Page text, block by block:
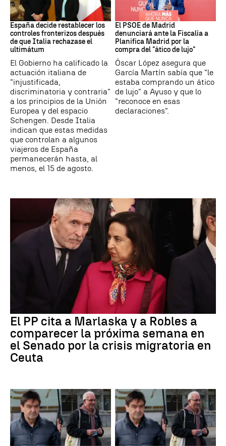
CRISIS MIGRATORIA
España decide restablecer los
controles fronterizos después
de que Italia rechazase el
ultimátum
El Gobierno ha calificado la
actuación italiana de
"injustificada,
discriminatoria y contraria"
a los principios de la Unión
Europea y del espacio
Schengen. Desde Italia
indican que estas medidas
que controlan a algunos
viajeros de España
permanecerán hasta, al
menos, el 15 de agosto.
PSOE MADRID
El PSOE de Madrid
denunciará ante la Fiscalía a
Planifica Madrid por la
compra del "ático de lujo"
Óscar López asegura que
García Martín sabía que "le
estaba comprando un ático
de lujo" a Ayuso y que lo
"reconoce en esas
declaraciones".
El PP cita a Marlaska y a Robles a
comparecer la próxima semana en
el Senado por la crisis migratoria en
Ceuta